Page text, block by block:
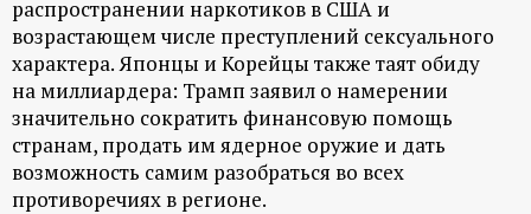
н
ы
й
п
распространении наркотиков в США и
возрастающем числе преступлений сексуального
характера. Японцы и Корейцы также таят обиду
на миллиардера: Трамп заявил о намерении
значительно сократить финансовую помощь
странам, продать им ядерное оружие и дать
возможность самим разобраться во всех
противоречиях в регионе.